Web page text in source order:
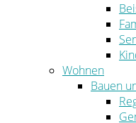
Wohnen
Bauen